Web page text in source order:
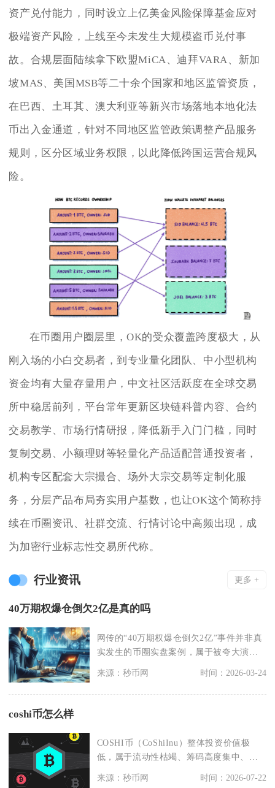
资产兑付能力，同时设立上亿美金风险保障基金应对
极端资产风险，上线至今未发生大规模盗币兑付事
故。合规层面陆续拿下欧盟MiCA、迪拜VARA、新加
坡MAS、美国MSB等二十余个国家和地区监管资质，
在巴西、土耳其、澳大利亚等新兴市场落地本地化法
币出入金通道，针对不同地区监管政策调整产品服务
规则，区分区域业务权限，以此降低跨国运营合规风
险。
在币圈用户圈层里，OK的受众覆盖跨度极大，从
刚入场的小白交易者，到专业量化团队、中小型机构
资金均有大量存量用户，中文社区活跃度在全球交易
所中稳居前列，平台常年更新区块链科普内容、合约
交易教学、市场行情研报，降低新手入门门槛，同时
复制交易、小额理财等轻量化产品适配普通投资者，
机构专区配套大宗撮合、场外大宗交易等定制化服
务，分层产品布局夯实用户基数，也让OK这个简称持
续在币圈资讯、社群交流、行情讨论中高频出现，成
为加密行业标志性交易所代称。
行业资讯 更多 +
40万期权爆仓倒欠2亿是真的吗
网传的“40万期权爆仓倒欠2亿”事件并非真
实发生的币圈实盘案例，属于被夸大演绎
来源：秒币网 时间：2026-03-24
coshi币怎么样
COSHI币（CoShiInu）整体投资价值极
低，属于流动性枯竭、筹码高度集中、无
落地应用
来源：秒币网 时间：2026-07-22